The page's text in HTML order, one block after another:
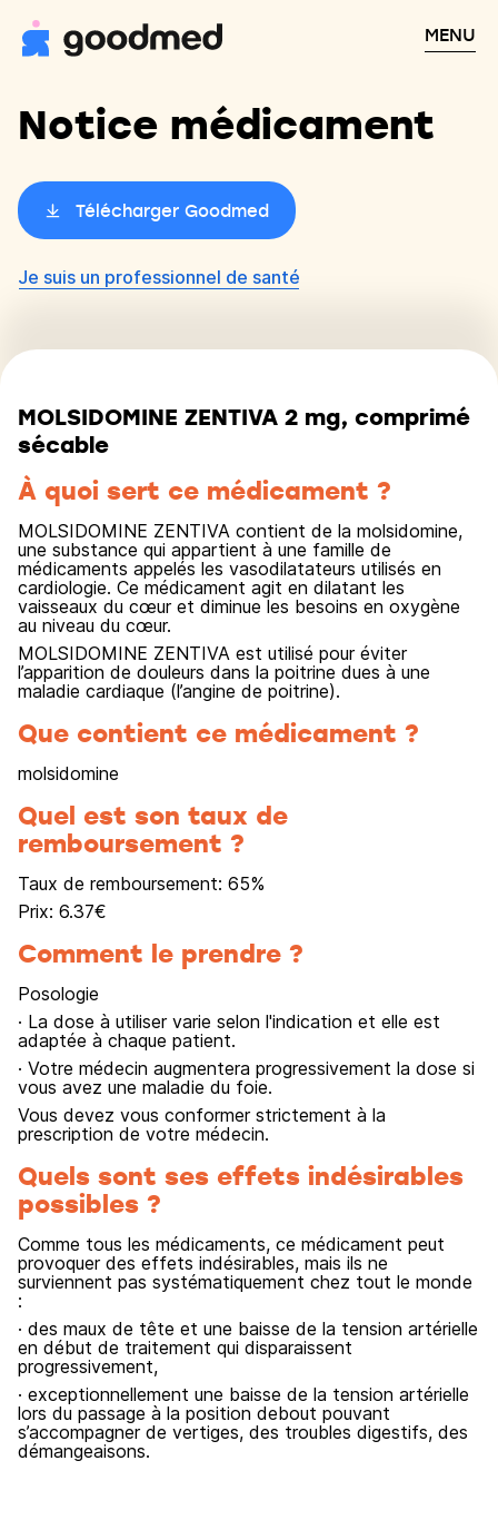
MENU
Notice médicament
Télécharger Goodmed
Je suis un professionnel de santé
MOLSIDOMINE ZENTIVA 2 mg, comprimé
sécable
À quoi sert ce médicament ?
MOLSIDOMINE ZENTIVA contient de la molsidomine,
une substance qui appartient à une famille de
médicaments appelés les vasodilatateurs utilisés en
cardiologie. Ce médicament agit en dilatant les
vaisseaux du cœur et diminue les besoins en oxygène
au niveau du cœur.
MOLSIDOMINE ZENTIVA est utilisé pour éviter
l’apparition de douleurs dans la poitrine dues à une
maladie cardiaque (l’angine de poitrine).
Que contient ce médicament ?
molsidomine
Quel est son taux de
remboursement ?
Taux de remboursement: 65%
Prix: 6.37€
Comment le prendre ?
Posologie
· La dose à utiliser varie selon l'indication et elle est
adaptée à chaque patient.
· Votre médecin augmentera progressivement la dose si
vous avez une maladie du foie.
Vous devez vous conformer strictement à la
prescription de votre médecin.
Quels sont ses effets indésirables
possibles ?
Comme tous les médicaments, ce médicament peut
provoquer des effets indésirables, mais ils ne
surviennent pas systématiquement chez tout le monde
:
· des maux de tête et une baisse de la tension artérielle
en début de traitement qui disparaissent
progressivement,
· exceptionnellement une baisse de la tension artérielle
lors du passage à la position debout pouvant
s’accompagner de vertiges, des troubles digestifs, des
démangeaisons.